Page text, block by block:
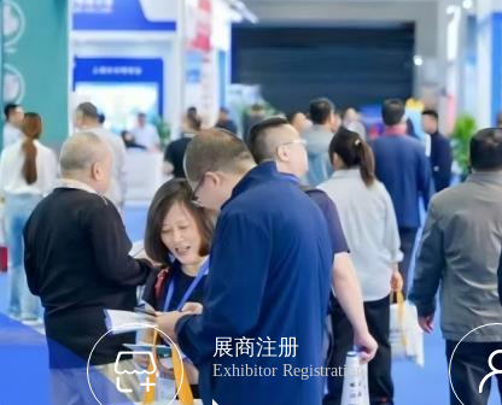
展商注册
Exhibitor Registration